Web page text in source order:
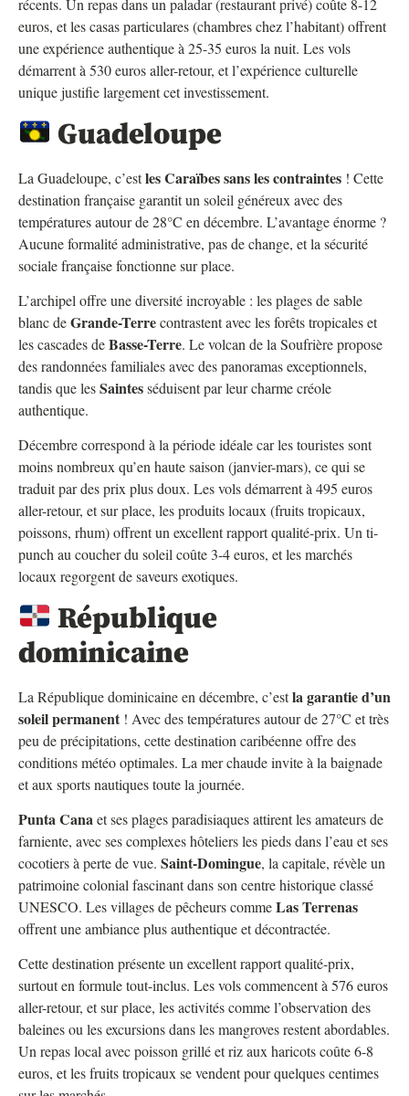
récents. Un repas dans un paladar (restaurant privé) coûte 8-12
euros, et les casas particulares (chambres chez l’habitant) offrent
une expérience authentique à 25-35 euros la nuit. Les vols
démarrent à 530 euros aller-retour, et l’expérience culturelle
unique justifie largement cet investissement.
Guadeloupe
La Guadeloupe, c’estles Caraïbes sans les contraintes ! Cette
destination française garantit un soleil généreux avec des
températures autour de 28°C en décembre. L’avantage énorme ?
Aucune formalité administrative, pas de change, et la sécurité
sociale française fonctionne sur place.
L’archipel offre une diversité incroyable : les plages de sable
blanc deGrande-Terrecontrastent avec les forêts tropicales et
les cascades deBasse-Terre. Le volcan de la Soufrière propose
des randonnées familiales avec des panoramas exceptionnels,
tandis que lesSaintesséduisent par leur charme créole
authentique.
Décembre correspond à la période idéale car les touristes sont
moins nombreux qu’en haute saison (janvier-mars), ce qui se
traduit par des prix plus doux. Les vols démarrent à 495 euros
aller-retour, et sur place, les produits locaux (fruits tropicaux,
poissons, rhum) offrent un excellent rapport qualité-prix. Un ti-
punch au coucher du soleil coûte 3-4 euros, et les marchés
locaux regorgent de saveurs exotiques.
République
dominicaine
La République dominicaine en décembre, c’estla garantie d’un
soleil permanent ! Avec des températures autour de 27°C et très
peu de précipitations, cette destination caribéenne offre des
conditions météo optimales. La mer chaude invite à la baignade
et aux sports nautiques toute la journée.
Punta Canaet ses plages paradisiaques attirent les amateurs de
farniente, avec ses complexes hôteliers les pieds dans l’eau et ses
cocotiers à perte de vue. Saint-Domingue, la capitale, révèle un
patrimoine colonial fascinant dans son centre historique classé
UNESCO. Les villages de pêcheurs commeLas Terrenas
offrent une ambiance plus authentique et décontractée.
Cette destination présente un excellent rapport qualité-prix,
surtout en formule tout-inclus. Les vols commencent à 576 euros
aller-retour, et sur place, les activités comme l’observation des
baleines ou les excursions dans les mangroves restent abordables.
Un repas local avec poisson grillé et riz aux haricots coûte 6-8
euros, et les fruits tropicaux se vendent pour quelques centimes